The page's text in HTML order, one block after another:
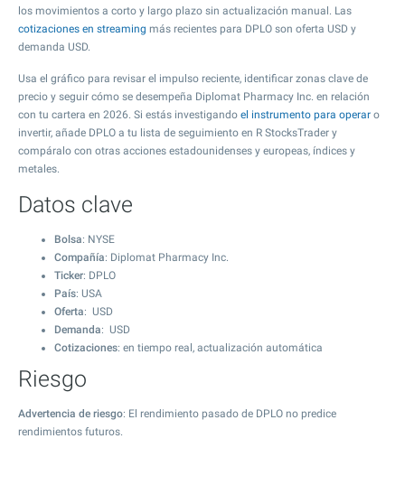
los movimientos a corto y largo plazo sin actualización manual. Las
cotizaciones en streaming más recientes para DPLO son oferta USD y
demanda USD.
Usa el gráfico para revisar el impulso reciente, identificar zonas clave de
precio y seguir cómo se desempeña Diplomat Pharmacy Inc. en relación
con tu cartera en 2026. Si estás investigando el instrumento para operar o
invertir, añade DPLO a tu lista de seguimiento en R StocksTrader y
compáralo con otras acciones estadounidenses y europeas, índices y
metales.
Datos clave
Bolsa: NYSE
Compañía: Diplomat Pharmacy Inc.
Ticker: DPLO
País: USA
Oferta: USD
Demanda: USD
Cotizaciones: en tiempo real, actualización automática
Riesgo
Advertencia de riesgo: El rendimiento pasado de DPLO no predice
rendimientos futuros.